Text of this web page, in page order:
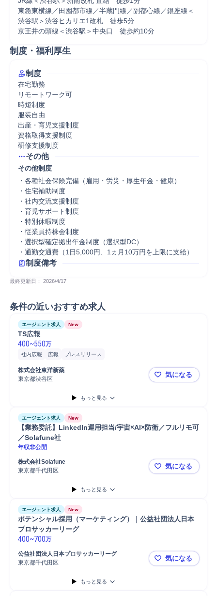
東急東横線／田園都市線／半蔵門線／副都心線／銀座線＜
渋谷駅＞渋谷ヒカリエ1改札　徒歩5分
京王井の頭線＜渋谷駅＞中央口　徒歩約10分
制度・福利厚生
制度
在宅勤務
リモートワーク可
時短制度
服装自由
出産・育児支援制度
資格取得支援制度
研修支援制度
その他
その他制度
・各種社会保険完備（雇用・労災・厚生年金・健康）
・住宅補助制度
・社内交流支援制度
・育児サポート制度
・特別休暇制度
・従業員持株会制度
・選択型確定拠出年金制度（選択型DC）
・通勤交通費（1日5,000円、1ヵ月10万円を上限に支給）
制度備考
最終更新日： 2026/4/17
条件の近いおすすめ求人
エージェント求人 New
TS広報
400~550万
社内広報 広報 プレスリリース
株式会社東洋新薬
東京都渋谷区
TS広報
気になる
もっと見る
エージェント求人 New
【業務委託】LinkedIn運用担当/宇宙×AI×防衛／フルリモ可
／Solafune社
年収非公開
株式会社Solafune
東京都千代田区
【業務委託
気になる
もっと見る
エージェント求人 New
ポテンシャル採用（マーケティング）｜公益社団法人日本
プロサッカーリーグ
400~700万
公益社団法人日本プロサッカーリーグ
東京都千代田区
ポテンシャ
気になる
もっと見る